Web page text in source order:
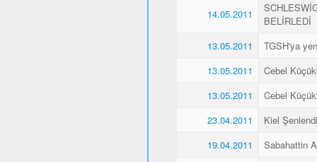
14.05.2011
BELİRLEDİ
13.05.2011
TGSH'ya
13.05.2011
Cebel
13.05.2011
Cebel
23.04.2011
Kiel Şenlendi
19.04.2011
Sabahattin